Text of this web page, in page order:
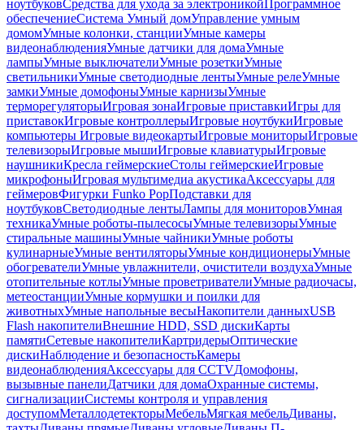
ноутбуковСредства для ухода за электроникойПрограммное
обеспечениеСистема Умный домУправление умным
домомУмные колонки, станцииУмные камеры
видеонаблюденияУмные датчики для домаУмные
лампыУмные выключателиУмные розеткиУмные
светильникиУмные светодиодные лентыУмные релеУмные
замкиУмные домофоныУмные карнизыУмные
терморегуляторыИгровая зонаИгровые приставкиИгры для
приставокИгровые контроллерыИгровые ноутбукиИгровые
компьютеры Игровые видеокартыИгровые мониторыИгровые
телевизорыИгровые мышиИгровые клавиатурыИгровые
наушникиКресла геймерскиеСтолы геймерскиеИгровые
микрофоныИгровая мультимедиа акустикаАксессуары для
геймеровФигурки Funko PopПодставки для
ноутбуковСветодиодные лентыЛампы для мониторовУмная
техникаУмные роботы-пылесосыУмные телевизорыУмные
стиральные машиныУмные чайникиУмные роботы
кулинарныеУмные вентиляторыУмные кондиционерыУмные
обогревателиУмные увлажнители, очистители воздухаУмные
отопительные котлыУмные проветривателиУмные радиочасы,
метеостанцииУмные кормушки и поилки для
животныхУмные напольные весыНакопители данныхUSB
Flash накопителиВнешние HDD, SSD дискиКарты
памятиСетевые накопителиКартридерыОптические
дискиНаблюдение и безопасностьКамеры
видеонаблюденияАксессуары для CCTVДомофоны,
вызывные панелиДатчики для домаОхранные системы,
сигнализацииСистемы контроля и управления
доступомМеталлодетекторыМебельМягкая мебельДиваны,